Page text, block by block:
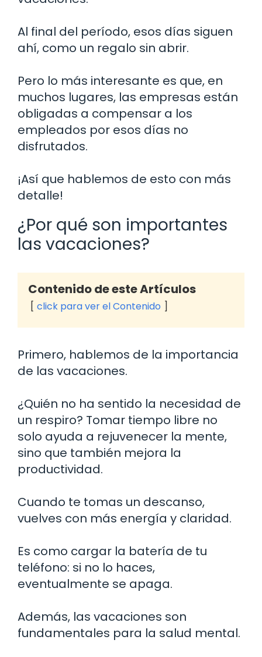
Al final del período, esos días siguen
ahí, como un regalo sin abrir.
Pero lo más interesante es que, en
muchos lugares, las empresas están
obligadas a compensar a los
empleados por esos días no
disfrutados.
¡Así que hablemos de esto con más
detalle!
¿Por qué son importantes
las vacaciones?
Contenido de este Artículos
click para ver el Contenido
Primero, hablemos de la importancia
de las vacaciones.
¿Quién no ha sentido la necesidad de
un respiro? Tomar tiempo libre no
solo ayuda a rejuvenecer la mente,
sino que también mejora la
productividad.
Cuando te tomas un descanso,
vuelves con más energía y claridad.
Es como cargar la batería de tu
teléfono: si no lo haces,
eventualmente se apaga.
Además, las vacaciones son
fundamentales para la salud mental.